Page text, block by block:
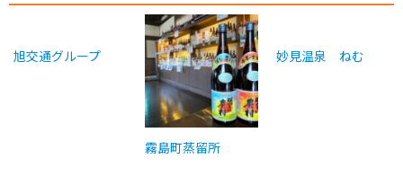
旭交通グループ
霧島町蒸留所
妙見温泉 ねむ